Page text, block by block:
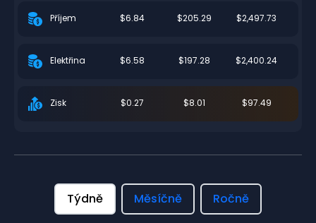
Příjem $6.84 $205.29 $2,497.73
Elektřina $6.58 $197.28 $2,400.24
Zisk $0.27 $8.01 $97.49
Týdně Měsíčně Ročně